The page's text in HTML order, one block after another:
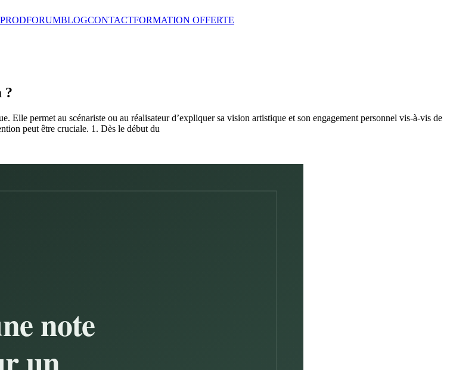
FORUMBLOGCONTACTFORMATION OFFERTE
?
Elle permet au scénariste ou au réalisateur d’expliquer sa vision artistique et son engagement personnel vis-à-vis de
peut être cruciale. 1. Dès le début du